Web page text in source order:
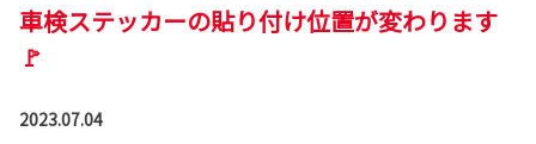
車検ステッカーの貼り付け位置が変わります
🚩
2023.07.04